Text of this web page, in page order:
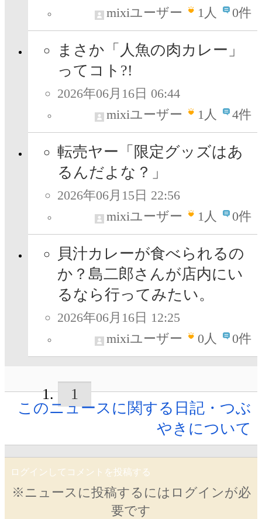
mixiユーザー
1人 0件
まさか「人魚の肉カレー」
ってコト?!
2026年06月16日 06:44
mixiユーザー
1人 4件
転売ヤー「限定グッズはあ
るんだよな？」
2026年06月15日 22:56
mixiユーザー
1人 0件
貝汁カレーが食べられるの
か？島二郎さんが店内にい
るなら行ってみたい。
2026年06月16日 12:25
mixiユーザー
0人 0件
1
このニュースに関する日記・つぶ
やきについて
ログインしてコメントを投稿する
※ニュースに投稿するにはログインが必
要です